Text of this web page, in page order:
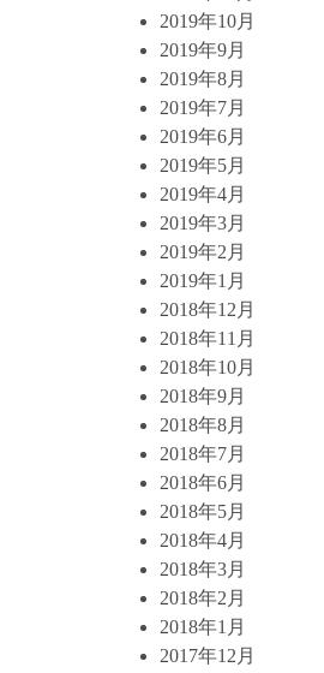
2019年10月
2019年9月
2019年8月
2019年7月
2019年6月
2019年5月
2019年4月
2019年3月
2019年2月
2019年1月
2018年12月
2018年11月
2018年10月
2018年9月
2018年8月
2018年7月
2018年6月
2018年5月
2018年4月
2018年3月
2018年2月
2018年1月
2017年12月